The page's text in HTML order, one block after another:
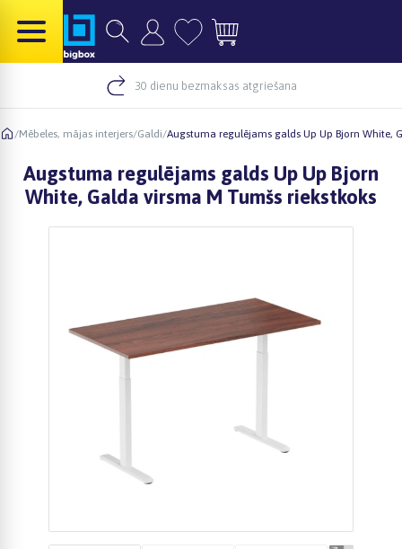
30 dienu bezmaksas atgriešana
/Mēbeles, mājas interjers/Galdi/Augstuma regulējams galds Up Up Bjorn White,
Augstuma regulējams galds Up Up Bjorn
White, Galda virsma M Tumšs riekstkoks